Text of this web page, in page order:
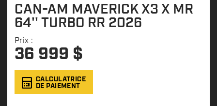
CAN-AM MAVERICK X3 X MR
64'' TURBO RR 2026
Prix :
36 999 $
CALCULATRICE
DE PAIEMENT